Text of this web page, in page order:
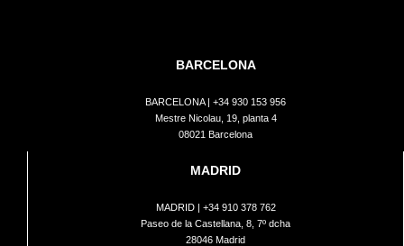
BARCELONA
BARCELONA | +34 930 153 956
Mestre Nicolau, 19, planta 4
08021 Barcelona
MADRID
MADRID | +34 910 378 762
Paseo de la Castellana, 8, 7º dcha
28046 Madrid